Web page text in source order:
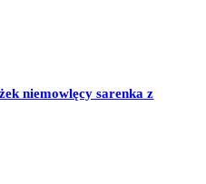
niemowlęcy sarenka z